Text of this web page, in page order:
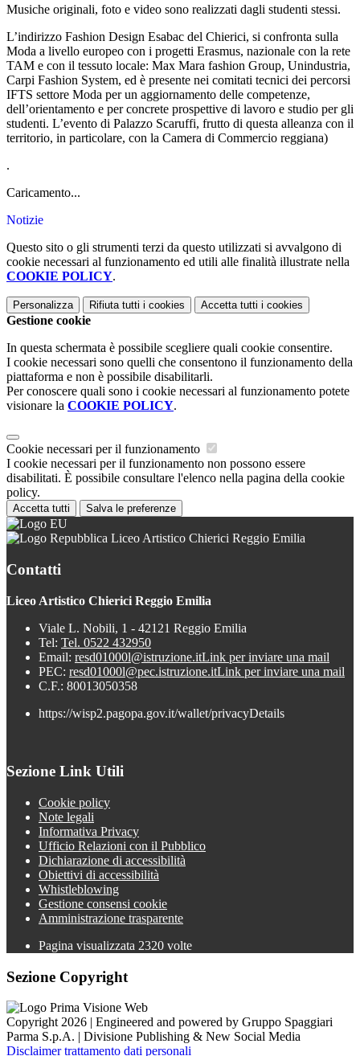
Musiche originali, foto e video sono realizzati dagli studenti stessi.
L’indirizzo Fashion Design Esabac del Chierici, si confronta sulla
Moda a livello europeo con i progetti Erasmus, nazionale con la rete
TAM e con il tessuto locale: Max Mara fashion Group, Unindustria,
Carpi Fashion System, ed è presente nei comitati tecnici dei percorsi
IFTS settore Moda per un aggiornamento delle competenze,
dell’orientamento e per concrete prospettive di lavoro e studio per gli
studenti. L’evento di Palazzo Scaruffi, frutto di questa alleanza con il
territorio, in particolare, con la Camera di Commercio reggiana)
.
Caricamento...
Notizie
Questo sito o gli strumenti terzi da questo utilizzati si avvalgono di
cookie necessari al funzionamento ed utili alle finalità illustrate nella
COOKIE POLICY.
Personalizza Rifiuta tutti i cookies Accetta tutti i cookies
Gestione cookie
In questa schermata è possibile scegliere quali cookie consentire.
I cookie necessari sono quelli che consentono il funzionamento della
piattaforma e non è possibile disabilitarli.
Per conoscere quali sono i cookie necessari al funzionamento potete
visionare la COOKIE POLICY.
Cookie necessari per il funzionamento
I cookie necessari per il funzionamento non possono essere
disabilitati. È possibile consultare l'elenco nella pagina della cookie
policy.
Accetta tutti Salva le preferenze
Liceo Artistico Chierici Reggio Emilia
Contatti
Liceo Artistico Chierici Reggio Emilia
Viale L. Nobili, 1 - 42121 Reggio Emilia
Tel: Tel. 0522 432950
Email: resd01000l@istruzione.itLink per inviare una mail
PEC: resd01000l@pec.istruzione.itLink per inviare una mail
C.F.: 80013050358
https://wisp2.pagopa.gov.it/wallet/privacyDetails
Sezione Link Utili
Cookie policy
Note legali
Informativa Privacy
Ufficio Relazioni con il Pubblico
Dichiarazione di accessibilità
Obiettivi di accessibilità
Whistleblowing
Gestione consensi cookie
Amministrazione trasparente
Pagina visualizzata 2320 volte
Sezione Copyright
Copyright 2026 | Engineered and powered by Gruppo Spaggiari
Parma S.p.A. | Divisione Publishing & New Social Media
Disclaimer trattamento dati personali